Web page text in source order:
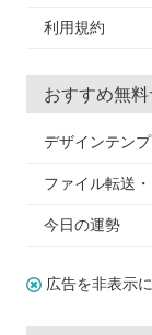
利用規約
おすすめ無料
デザインテン
ファイル転送
今日の運勢
広告を非表示